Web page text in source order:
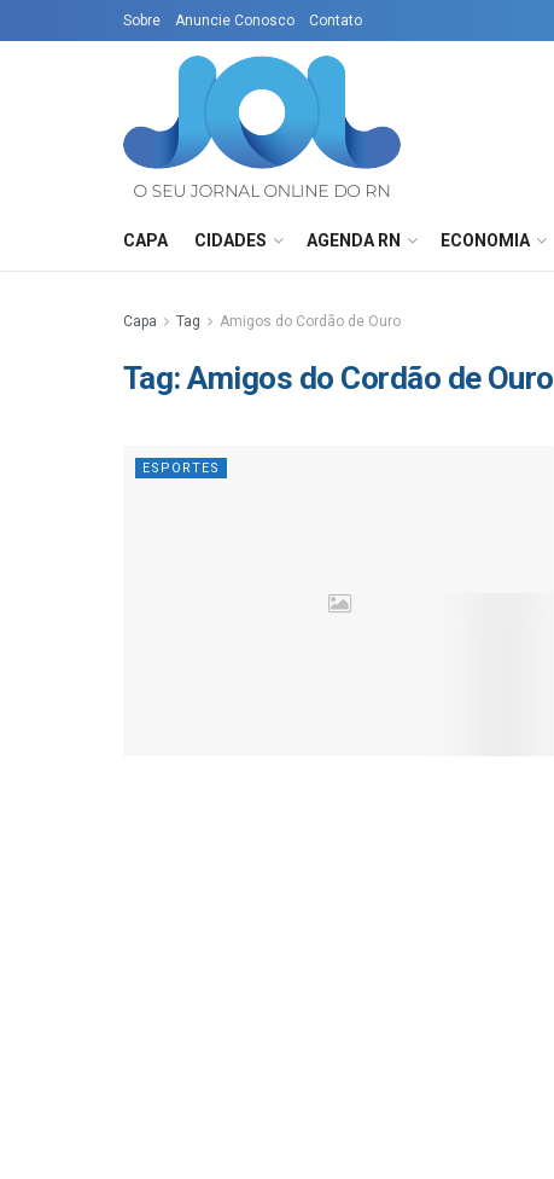
Sobre Anuncie Conosco Contato
CAPA CIDADES AGENDA RN ECONOMIA
Capa Tag Amigos do Cordão de Ouro
Tag:Amigos do Cordão de Ouro
ESPORTES